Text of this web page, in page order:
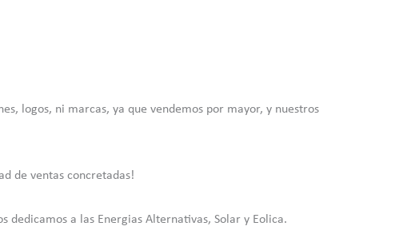
logos, ni marcas, ya que vendemos por mayor, y nuestros
de ventas concretadas!
dedicamos a las Energias Alternativas, Solar y Eolica.